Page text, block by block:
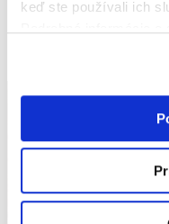
keď ste používali ich